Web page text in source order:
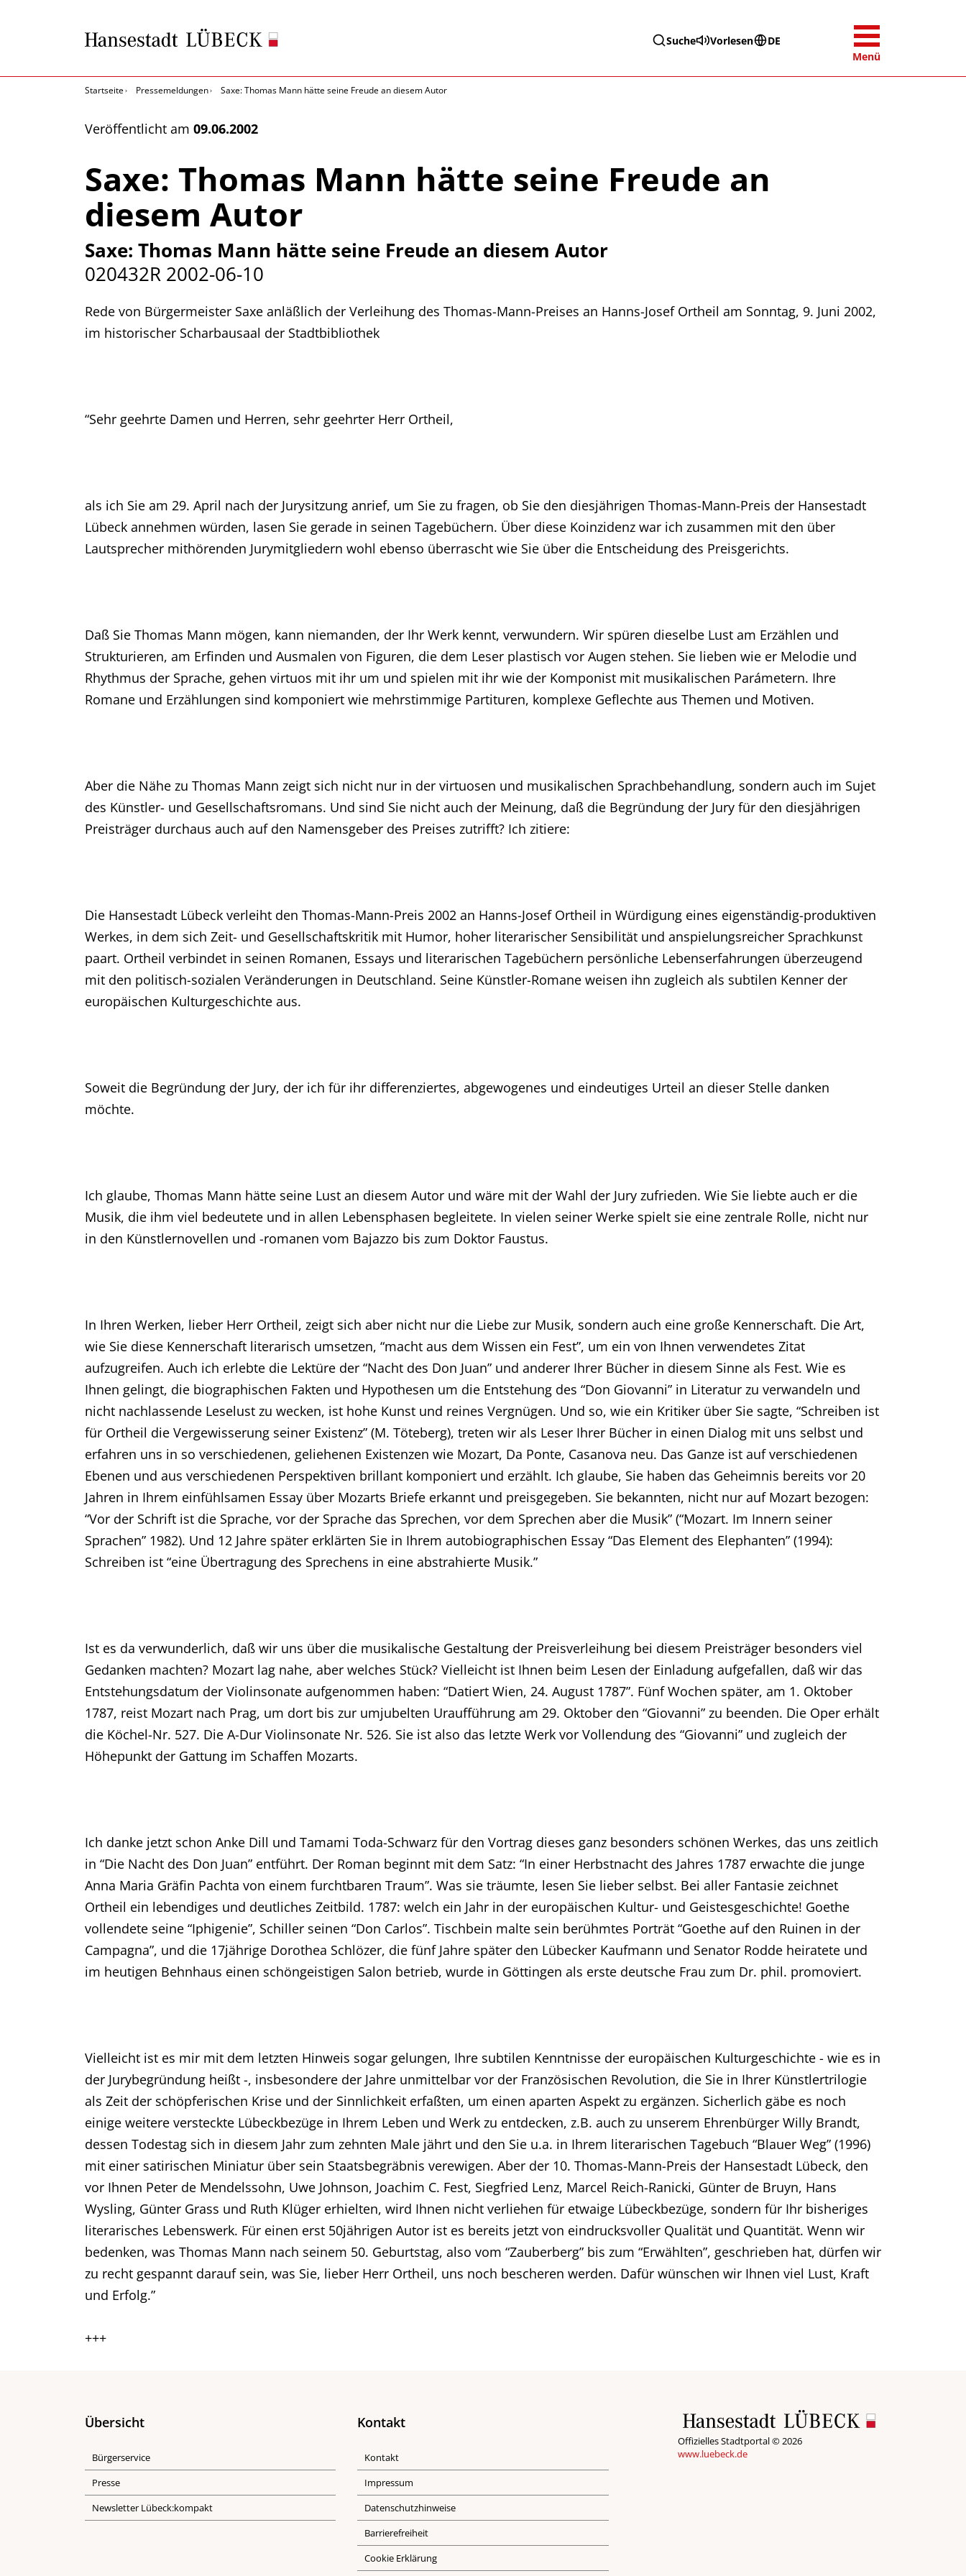
Suche Vorlesen
DE
Menü
Startseite Pressemeldungen Saxe: Thomas Mann hätte seine Freude an diesem Autor
Veröffentlicht am 09.06.2002
Saxe: Thomas Mann hätte seine Freude an
diesem Autor
Saxe: Thomas Mann hätte seine Freude an diesem Autor
020432R 2002-06-10
Rede von Bürgermeister Saxe anläßlich der Verleihung des Thomas-Mann-Preises an Hanns-Josef Ortheil am Sonntag, 9. Juni 2002,
im historischer Scharbausaal der Stadtbibliothek
“Sehr geehrte Damen und Herren, sehr geehrter Herr Ortheil,
als ich Sie am 29. April nach der Jurysitzung anrief, um Sie zu fragen, ob Sie den diesjährigen Thomas-Mann-Preis der Hansestadt
Lübeck annehmen würden, lasen Sie gerade in seinen Tagebüchern. Über diese Koinzidenz war ich zusammen mit den über
Lautsprecher mithörenden Jurymitgliedern wohl ebenso überrascht wie Sie über die Entscheidung des Preisgerichts.
Daß Sie Thomas Mann mögen, kann niemanden, der Ihr Werk kennt, verwundern. Wir spüren dieselbe Lust am Erzählen und
Strukturieren, am Erfinden und Ausmalen von Figuren, die dem Leser plastisch vor Augen stehen. Sie lieben wie er Melodie und
Rhythmus der Sprache, gehen virtuos mit ihr um und spielen mit ihr wie der Komponist mit musikalischen Parámetern. Ihre
Romane und Erzählungen sind komponiert wie mehrstimmige Partituren, komplexe Geflechte aus Themen und Motiven.
Aber die Nähe zu Thomas Mann zeigt sich nicht nur in der virtuosen und musikalischen Sprachbehandlung, sondern auch im Sujet
des Künstler- und Gesellschaftsromans. Und sind Sie nicht auch der Meinung, daß die Begründung der Jury für den diesjährigen
Preisträger durchaus auch auf den Namensgeber des Preises zutrifft? Ich zitiere:
Die Hansestadt Lübeck verleiht den Thomas-Mann-Preis 2002 an Hanns-Josef Ortheil in Würdigung eines eigenständig-produktiven
Werkes, in dem sich Zeit- und Gesellschaftskritik mit Humor, hoher literarischer Sensibilität und anspielungsreicher Sprachkunst
paart. Ortheil verbindet in seinen Romanen, Essays und literarischen Tagebüchern persönliche Lebenserfahrungen überzeugend
mit den politisch-sozialen Veränderungen in Deutschland. Seine Künstler-Romane weisen ihn zugleich als subtilen Kenner der
europäischen Kulturgeschichte aus.
Soweit die Begründung der Jury, der ich für ihr differenziertes, abgewogenes und eindeutiges Urteil an dieser Stelle danken
möchte.
Ich glaube, Thomas Mann hätte seine Lust an diesem Autor und wäre mit der Wahl der Jury zufrieden. Wie Sie liebte auch er die
Musik, die ihm viel bedeutete und in allen Lebensphasen begleitete. In vielen seiner Werke spielt sie eine zentrale Rolle, nicht nur
in den Künstlernovellen und -romanen vom Bajazzo bis zum Doktor Faustus.
In Ihren Werken, lieber Herr Ortheil, zeigt sich aber nicht nur die Liebe zur Musik, sondern auch eine große Kennerschaft. Die Art,
wie Sie diese Kennerschaft literarisch umsetzen, “macht aus dem Wissen ein Fest”, um ein von Ihnen verwendetes Zitat
aufzugreifen. Auch ich erlebte die Lektüre der “Nacht des Don Juan” und anderer Ihrer Bücher in diesem Sinne als Fest. Wie es
Ihnen gelingt, die biographischen Fakten und Hypothesen um die Entstehung des “Don Giovanni” in Literatur zu verwandeln und
nicht nachlassende Leselust zu wecken, ist hohe Kunst und reines Vergnügen. Und so, wie ein Kritiker über Sie sagte, “Schreiben ist
für Ortheil die Vergewisserung seiner Existenz” (M. Töteberg), treten wir als Leser Ihrer Bücher in einen Dialog mit uns selbst und
erfahren uns in so verschiedenen, geliehenen Existenzen wie Mozart, Da Ponte, Casanova neu. Das Ganze ist auf verschiedenen
Ebenen und aus verschiedenen Perspektiven brillant komponiert und erzählt. Ich glaube, Sie haben das Geheimnis bereits vor 20
Jahren in Ihrem einfühlsamen Essay über Mozarts Briefe erkannt und preisgegeben. Sie bekannten, nicht nur auf Mozart bezogen:
“Vor der Schrift ist die Sprache, vor der Sprache das Sprechen, vor dem Sprechen aber die Musik” (“Mozart. Im Innern seiner
Sprachen” 1982). Und 12 Jahre später erklärten Sie in Ihrem autobiographischen Essay “Das Element des Elephanten” (1994):
Schreiben ist “eine Übertragung des Sprechens in eine abstrahierte Musik.”
Ist es da verwunderlich, daß wir uns über die musikalische Gestaltung der Preisverleihung bei diesem Preisträger besonders viel
Gedanken machten? Mozart lag nahe, aber welches Stück? Vielleicht ist Ihnen beim Lesen der Einladung aufgefallen, daß wir das
Entstehungsdatum der Violinsonate aufgenommen haben: “Datiert Wien, 24. August 1787”. Fünf Wochen später, am 1. Oktober
1787, reist Mozart nach Prag, um dort bis zur umjubelten Uraufführung am 29. Oktober den “Giovanni” zu beenden. Die Oper erhält
die Köchel-Nr. 527. Die A-Dur Violinsonate Nr. 526. Sie ist also das letzte Werk vor Vollendung des “Giovanni” und zugleich der
Höhepunkt der Gattung im Schaffen Mozarts.
Ich danke jetzt schon Anke Dill und Tamami Toda-Schwarz für den Vortrag dieses ganz besonders schönen Werkes, das uns zeitlich
in “Die Nacht des Don Juan” entführt. Der Roman beginnt mit dem Satz: “In einer Herbstnacht des Jahres 1787 erwachte die junge
Anna Maria Gräfin Pachta von einem furchtbaren Traum”. Was sie träumte, lesen Sie lieber selbst. Bei aller Fantasie zeichnet
Ortheil ein lebendiges und deutliches Zeitbild. 1787: welch ein Jahr in der europäischen Kultur- und Geistesgeschichte! Goethe
vollendete seine “Iphigenie”, Schiller seinen “Don Carlos”. Tischbein malte sein berühmtes Porträt “Goethe auf den Ruinen in der
Campagna”, und die 17jährige Dorothea Schlözer, die fünf Jahre später den Lübecker Kaufmann und Senator Rodde heiratete und
im heutigen Behnhaus einen schöngeistigen Salon betrieb, wurde in Göttingen als erste deutsche Frau zum Dr. phil. promoviert.
Vielleicht ist es mir mit dem letzten Hinweis sogar gelungen, Ihre subtilen Kenntnisse der europäischen Kulturgeschichte - wie es in
der Jurybegründung heißt -, insbesondere der Jahre unmittelbar vor der Französischen Revolution, die Sie in Ihrer Künstlertrilogie
als Zeit der schöpferischen Krise und der Sinnlichkeit erfaßten, um einen aparten Aspekt zu ergänzen. Sicherlich gäbe es noch
einige weitere versteckte Lübeckbezüge in Ihrem Leben und Werk zu entdecken, z.B. auch zu unserem Ehrenbürger Willy Brandt,
dessen Todestag sich in diesem Jahr zum zehnten Male jährt und den Sie u.a. in Ihrem literarischen Tagebuch “Blauer Weg” (1996)
mit einer satirischen Miniatur über sein Staatsbegräbnis verewigen. Aber der 10. Thomas-Mann-Preis der Hansestadt Lübeck, den
vor Ihnen Peter de Mendelssohn, Uwe Johnson, Joachim C. Fest, Siegfried Lenz, Marcel Reich-Ranicki, Günter de Bruyn, Hans
Wysling, Günter Grass und Ruth Klüger erhielten, wird Ihnen nicht verliehen für etwaige Lübeckbezüge, sondern für Ihr bisheriges
literarisches Lebenswerk. Für einen erst 50jährigen Autor ist es bereits jetzt von eindrucksvoller Qualität und Quantität. Wenn wir
bedenken, was Thomas Mann nach seinem 50. Geburtstag, also vom “Zauberberg” bis zum “Erwählten”, geschrieben hat, dürfen wir
zu recht gespannt darauf sein, was Sie, lieber Herr Ortheil, uns noch bescheren werden. Dafür wünschen wir Ihnen viel Lust, Kraft
und Erfolg.”
+++
Übersicht
Bürgerservice
Presse
Newsletter Lübeck:kompakt
Kontakt
Kontakt
Impressum
Datenschutzhinweise
Barrierefreiheit
Cookie Erklärung
Offizielles Stadtportal © 2026
www.luebeck.de